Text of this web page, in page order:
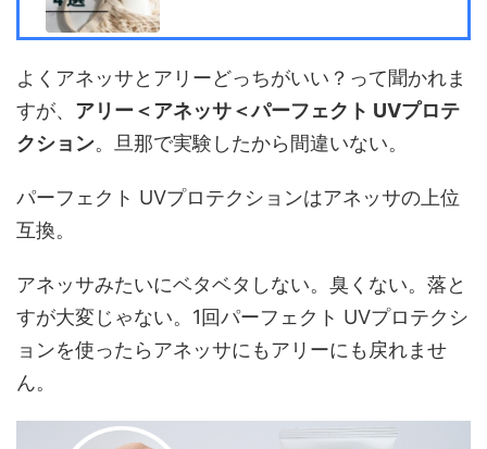
よくアネッサとアリーどっちがいい？って聞かれま
すが、 アリー＜アネッサ＜パーフェクト UVプロテ
クション。旦那で実験したから間違いない。
パーフェクト UVプロテクションはアネッサの上位
互換。
アネッサみたいにベタベタしない。臭くない。落と
すが大変じゃない。1回パーフェクト UVプロテクシ
ョンを使ったらアネッサにもアリーにも戻れませ
ん。